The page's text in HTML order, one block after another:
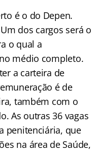
é o do Depen.
dos cargos será o
o qual a
médio completo.
a carteira de
é de
também com o
As outras 36 vagas
penitenciária, que
na área de Saúde,